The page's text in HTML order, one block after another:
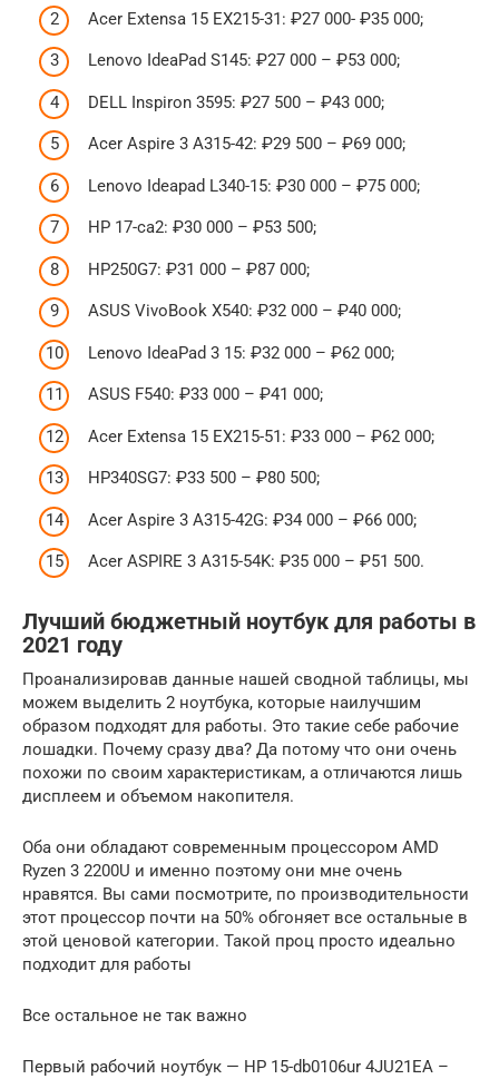
Acer Extensa 15 EX215-31: ₽27 000- ₽35 000;
Lenovo IdeaPad S145: ₽27 000 – ₽53 000;
DELL Inspiron 3595: ₽27 500 – ₽43 000;
Acer Aspire 3 A315-42: ₽29 500 – ₽69 000;
Lenovo Ideapad L340-15: ₽30 000 – ₽75 000;
HP 17-ca2: ₽30 000 – ₽53 500;
HP250G7: ₽31 000 – ₽87 000;
ASUS VivoBook X540: ₽32 000 – ₽40 000;
Lenovo IdeaPad 3 15: ₽32 000 – ₽62 000;
ASUS F540: ₽33 000 – ₽41 000;
Acer Extensa 15 EX215-51: ₽33 000 – ₽62 000;
HP340SG7: ₽33 500 – ₽80 500;
Acer Aspire 3 A315-42G: ₽34 000 – ₽66 000;
Acer ASPIRE 3 A315-54K: ₽35 000 – ₽51 500.
Лучший бюджетный ноутбук для работы в
2021 году
Проанализировав данные нашей сводной таблицы, мы
можем выделить 2 ноутбука, которые наилучшим
образом подходят для работы. Это такие себе рабочие
лошадки. Почему сразу два? Да потому что они очень
похожи по своим характеристикам, а отличаются лишь
дисплеем и объемом накопителя.
Оба они обладают современным процессором AMD
Ryzen 3 2200U и именно поэтому они мне очень
нравятся. Вы сами посмотрите, по производительности
этот процессор почти на 50% обгоняет все остальные в
этой ценовой категории. Такой проц просто идеально
подходит для работы
Все остальное не так важно
Первый рабочий ноутбук — HP 15-db0106ur 4JU21EA –